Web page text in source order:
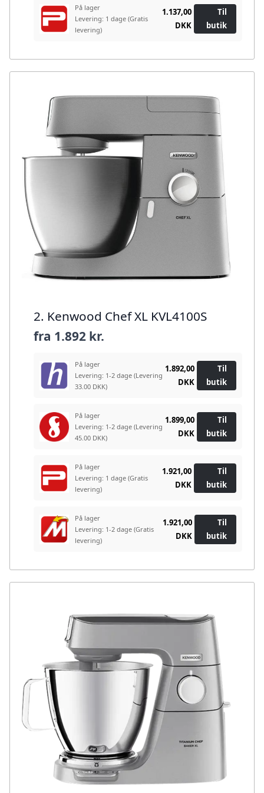
På lager
Levering: 1 dage (Gratis
levering)
1.137,00
DKK
Til
butik
2. Kenwood Chef XL KVL4100S
fra 1.892 kr.
På lager
Levering: 1-2 dage (Levering
33.00 DKK)
1.892,00
DKK
Til
butik
På lager
Levering: 1-2 dage (Levering
45.00 DKK)
1.899,00
DKK
Til
butik
På lager
Levering: 1 dage (Gratis
levering)
1.921,00
DKK
Til
butik
På lager
Levering: 1-2 dage (Gratis
levering)
1.921,00
DKK
Til
butik